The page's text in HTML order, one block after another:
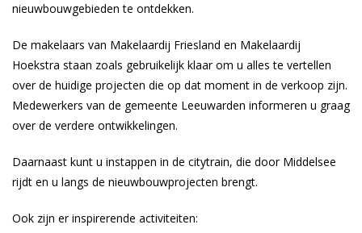
nieuwbouwgebieden te ontdekken.
De makelaars van Makelaardij Friesland en Makelaardij
Hoekstra staan zoals gebruikelijk klaar om u alles te vertellen
over de huidige projecten die op dat moment in de verkoop zijn.
Medewerkers van de gemeente Leeuwarden informeren u graag
over de verdere ontwikkelingen.
Daarnaast kunt u instappen in de citytrain, die door Middelsee
rijdt en u langs de nieuwbouwprojecten brengt.
Ook zijn er inspirerende activiteiten: